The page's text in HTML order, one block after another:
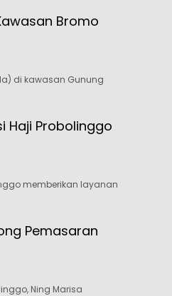
Bromo
di kawasan Gunung
Haji Probolinggo
memberikan layanan
Pemasaran
Ning Marisa